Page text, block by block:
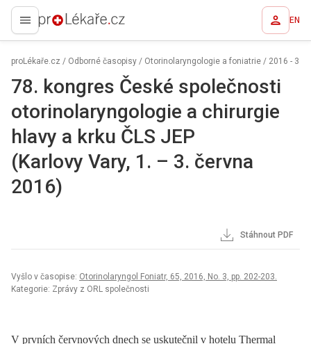
proLékaře.cz EN
proLékaře.cz / Odborné časopisy / Otorinolaryngologie a foniatrie / 2016 - 3
78. kongres České společnosti
otorino­laryngologie a chirurgie
hlavy a krku ČLS JEP
(Karlovy Vary, 1. – 3. června
2016)
Stáhnout PDF
Vyšlo v časopise: Otorinolaryngol Foniatr, 65, 2016, No. 3, pp. 202-203.
Kategorie: Zprávy z ORL společnosti
V prvních červnových dnech se uskutečnil v hotelu Thermal